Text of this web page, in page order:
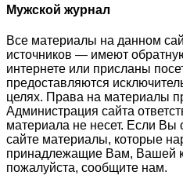
Мужской журнал
Все материалы на данном
источников — имеют
интернете или присланы
предоставляются
целях. Права на материалы
Администрация сайта
материала не несет. Если
сайте материалы, которые
принадлежащие Вам, Вашей
пожалуйста, сообщите нам.